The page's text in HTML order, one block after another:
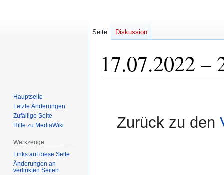
17.07.2022 –
Zurück zu den
Seite Diskussion
Hauptseite
Letzte Änderungen
Zufällige Seite
Hilfe zu MediaWiki
Werkzeuge
Links auf diese Seite
Änderungen an
verlinkten Seiten